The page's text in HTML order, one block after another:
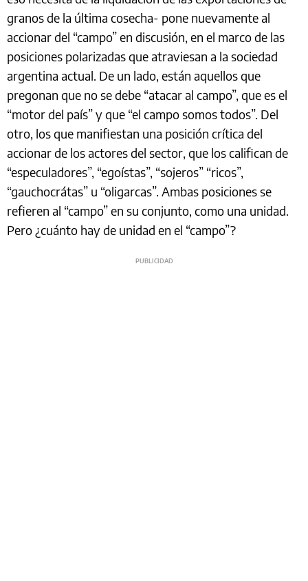
granos de la última cosecha- pone nuevamente al
accionar del “campo” en discusión, en el marco de las
posiciones polarizadas que atraviesan a la sociedad
argentina actual. De un lado, están aquellos que
pregonan que no se debe “atacar al campo”, que es el
“motor del país” y que “el campo somos todos”. Del
otro, los que manifiestan una posición crítica del
accionar de los actores del sector, que los califican de
“especuladores”, “egoístas”, “sojeros” “ricos”,
“gauchocrátas” u “oligarcas”. Ambas posiciones se
refieren al “campo” en su conjunto, como una unidad.
Pero ¿cuánto hay de unidad en el “campo”?